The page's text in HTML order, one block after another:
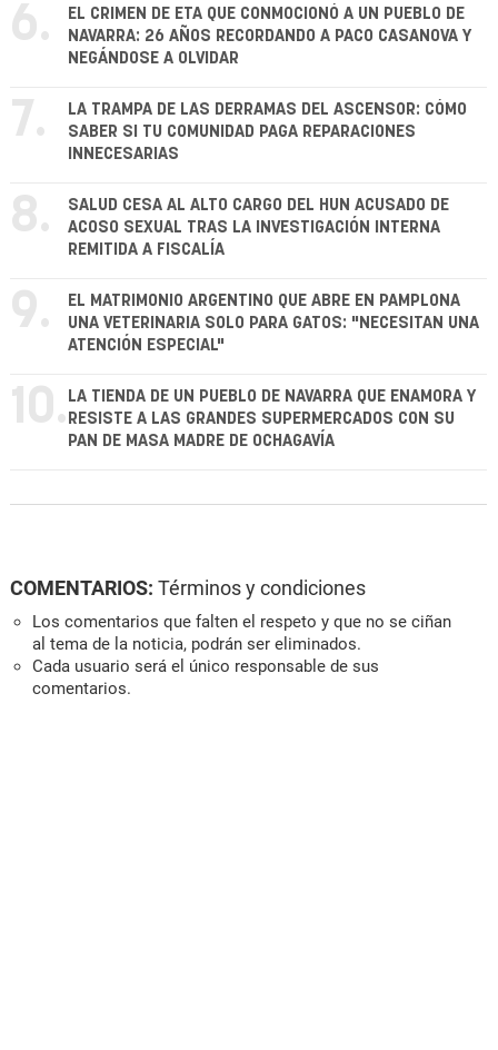
6.
EL CRIMEN DE ETA QUE CONMOCIONÓ A UN PUEBLO DE
NAVARRA: 26 AÑOS RECORDANDO A PACO CASANOVA Y
NEGÁNDOSE A OLVIDAR
7.
LA TRAMPA DE LAS DERRAMAS DEL ASCENSOR: CÓMO
SABER SI TU COMUNIDAD PAGA REPARACIONES
INNECESARIAS
8.
SALUD CESA AL ALTO CARGO DEL HUN ACUSADO DE
ACOSO SEXUAL TRAS LA INVESTIGACIÓN INTERNA
REMITIDA A FISCALÍA
9.
EL MATRIMONIO ARGENTINO QUE ABRE EN PAMPLONA
UNA VETERINARIA SOLO PARA GATOS: "NECESITAN UNA
ATENCIÓN ESPECIAL"
10. LA TIENDA DE UN PUEBLO DE NAVARRA QUE ENAMORA Y
RESISTE A LAS GRANDES SUPERMERCADOS CON SU
PAN DE MASA MADRE DE OCHAGAVÍA
COMENTARIOS: Términos y condiciones
Los comentarios que falten el respeto y que no se ciñan
al tema de la noticia, podrán ser eliminados.
Cada usuario será el único responsable de sus
comentarios.